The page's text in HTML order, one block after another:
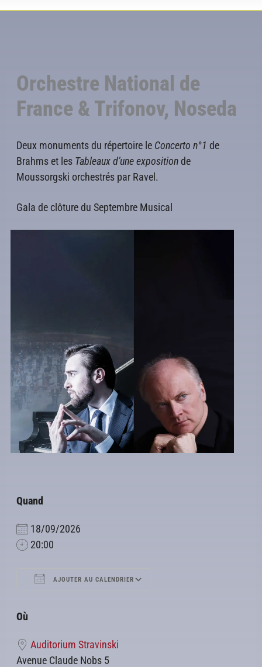
Orchestre National de
France & Trifonov, Noseda
Deux monuments du répertoire le Concerto n°1 de
Brahms et les Tableaux d’une expositionde
Moussorgski orchestrés par Ravel.
Gala de clôture du Septembre Musical
Quand
18/09/2026
20:00
AJOUTER AU CALENDRIER
Où
Auditorium Stravinski
Avenue Claude Nobs 5